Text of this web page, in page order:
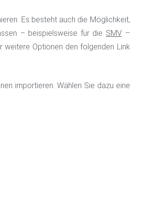
Es besteht auch die Möglichkeit,
– beispielsweise für die SMV –
weitere Optionen den folgenden Link
importieren. Wählen Sie dazu eine